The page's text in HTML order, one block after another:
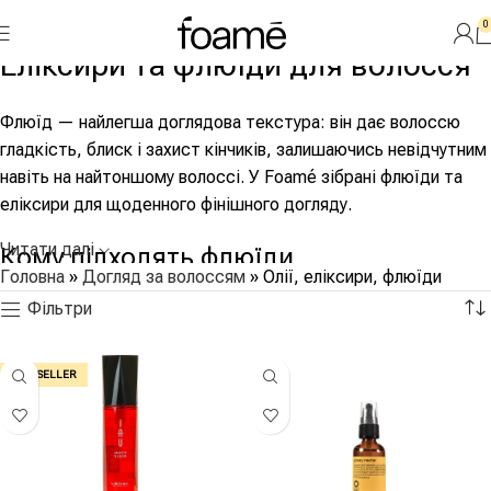
0
Еліксири та флюїди для волосся
Флюїд — найлегша доглядова текстура: він дає волоссю
гладкість, блиск і захист кінчиків, залишаючись невідчутним
навіть на найтоншому волоссі. У Foamé зібрані флюїди та
еліксири для щоденного фінішного догляду.
Кому підходять флюїди
Насамперед тонкому і схильному до обтяження волоссю:
непомітно. Другий сценарій — щоденний фініш для будь-
якого типу волосся: пара крапель після укладання прибирає
пухнастість і дає завершений вигляд без склеювання.
Флюїд, еліксир і олія: у чому різниця
Читати далі
Головна » Догляд за волоссям » Олії, еліксири, флюїди
Фільтри
BEST SELLER